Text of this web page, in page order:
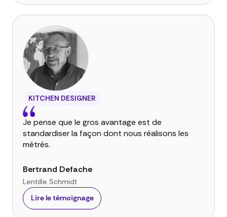
KITCHEN DESIGNER
Je pense que le gros avantage est de
standardiser la façon dont nous réalisons les
métrés.
Bertrand Defache
Lentille Schmidt
Lire le témoignage